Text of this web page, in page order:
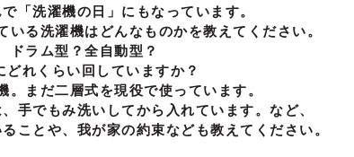
「洗濯機の日」にもなっています。
いる洗濯機はどんなものかを教えてください。
ドラム型？全自動型？
どれくらい回していますか？
。まだ二層式を現役で使っています。
手でもみ洗いしてから入れています。など、
ことや、我が家の約束なども教えてください。